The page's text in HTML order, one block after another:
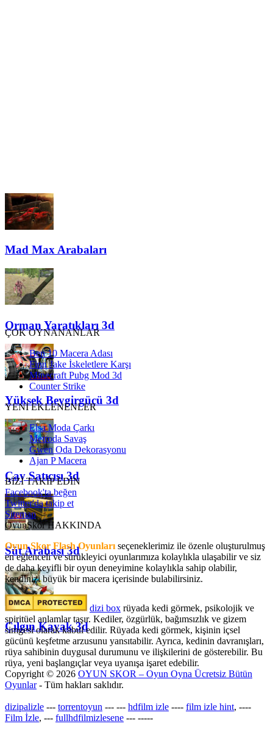
Mad Max Arabaları
Orman Yaratıkları 3d
Yüksek Beygirgücü 3d
Çay Satıcısı 3d
Süt Arabası 3d
Çılgın Kayak 3d
ÇOK OYNANANLAR
Ben 10 Macera Adası
Finn Jake İskeletlere Karşı
Minecraft Pubg Mod 3d
Counter Strike
YENİ EKLENENLER
Elsa Moda Çarkı
Metroda Savaş
Gwen Oda Dekorasyonu
Ajan P Macera
BİZİ TAKİP EDİN
Facebook'ta beğen
Twitter'da takip et
Sitemap
OyunSkor HAKKINDA
Oyun Skor Flash Oyunları seçeneklerimiz ile özenle oluşturulmuş
en eğlenceli ve sürükleyici oyunlarımıza kolaylıkla ulaşabilir ve siz
de daha keyifli bir oyun deneyimine kolaylıkla sahip olabilir,
kendinizi büyük bir macera içerisinde bulabilirsiniz.
dizi box rüyada kedi görmek​, psikolojik ve
spiritüel anlamlar taşır. Kediler, özgürlük, bağımsızlık ve gizem
simgesi olarak kabul edilir. Rüyada kedi görmek, kişinin içsel
gücünü keşfetme arzusunu yansıtabilir. Ayrıca, kedinin davranışları,
rüya sahibinin duygusal durumunu ve ilişkilerini de gösterebilir. Bu
rüya, yeni başlangıçlar veya uyanışa işaret edebilir.
Copyright © 2026 OYUN SKOR – Oyun Oyna Ücretsiz Bütün
Oyunlar- Tüm hakları saklıdır.
dizipalizle --- torrentoyun --- --- hdfilm izle ---- film izle hint, ----
Film İzle, --- fullhdfilmizlesene --- -----